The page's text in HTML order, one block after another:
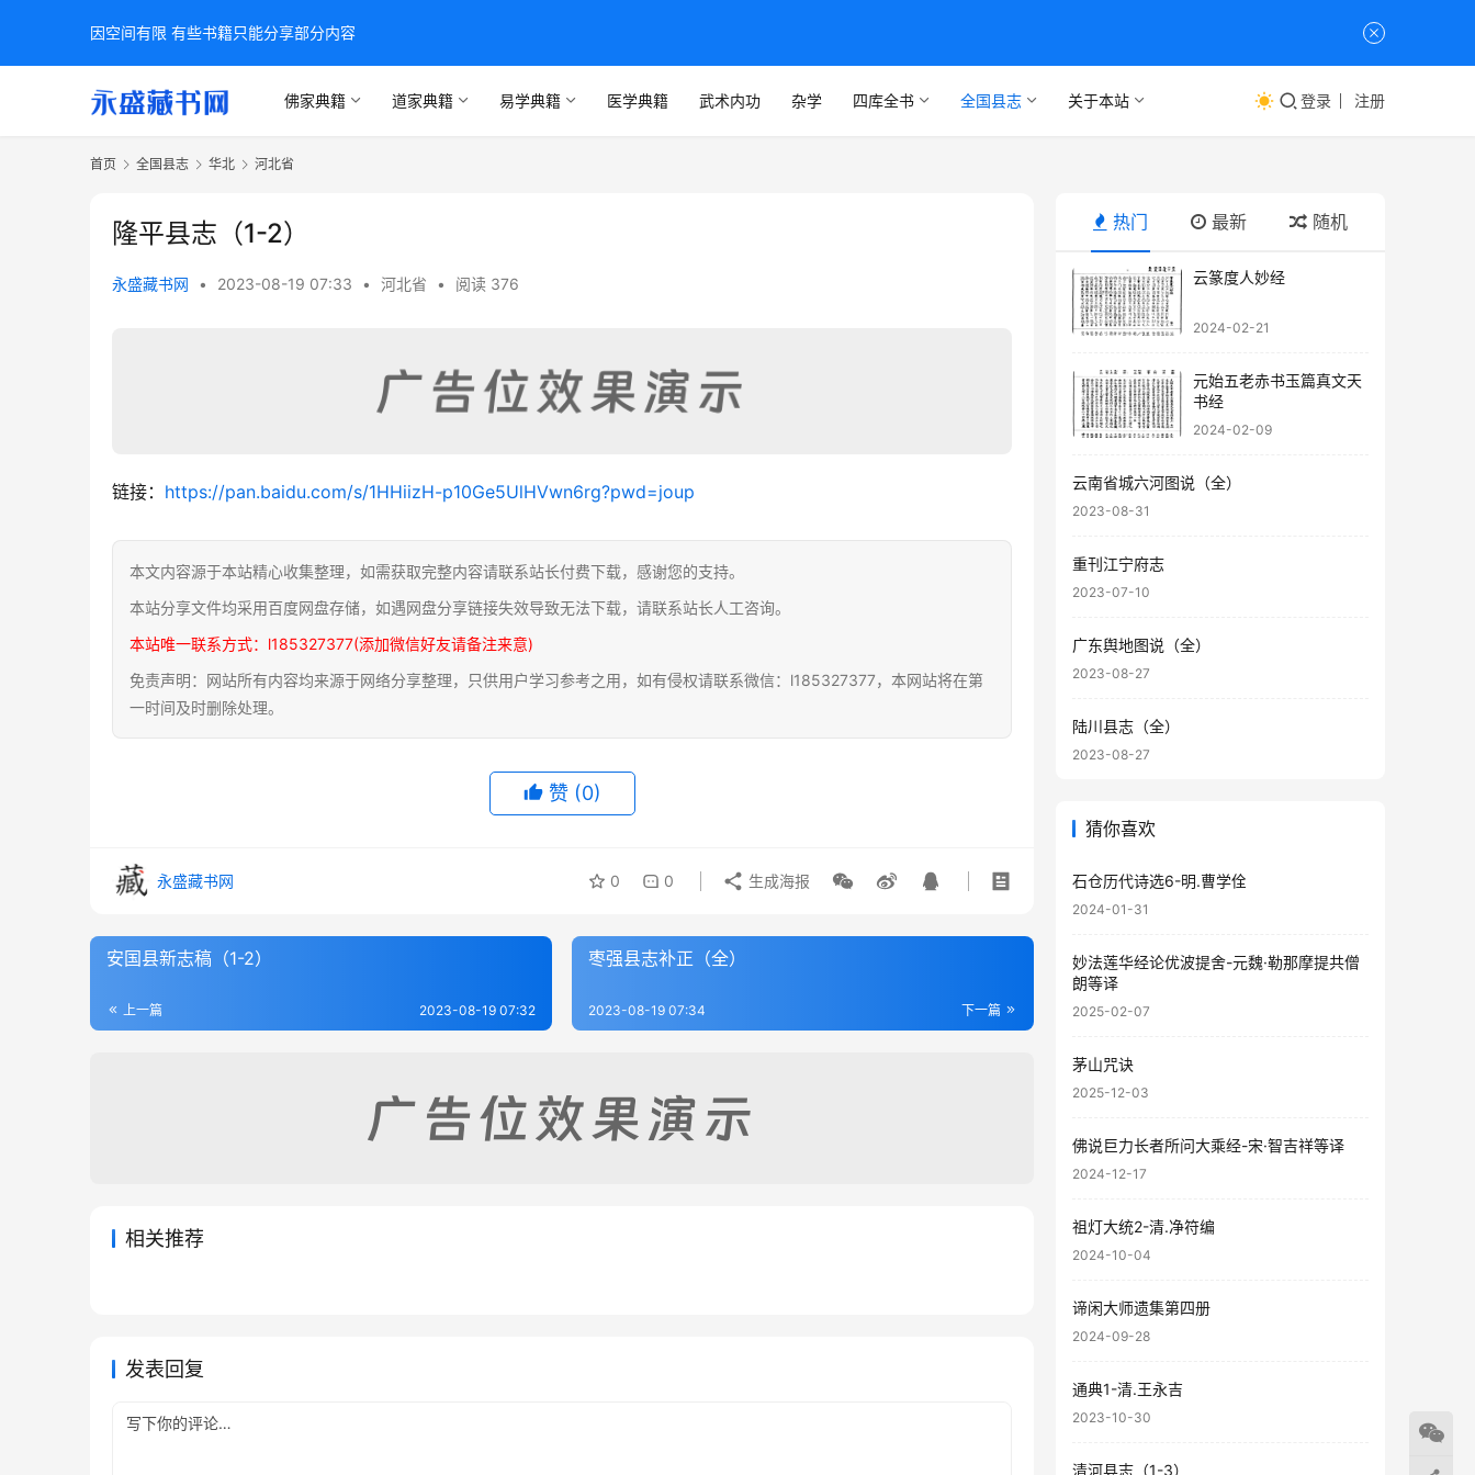
佛家典籍 道家典籍 易学典籍 医学典籍 武术内功 杂学 四库全书 全国县志 关于本站 登录 注册
首页 全国县志 华北 河北省
隆平县志（1-2）
永盛藏书网 • 2023-08-19 07:33 • 河北省 • 阅读 376
链接： https://pan.baidu.com/s/1HHiizH-p10Ge5UlHVwn6rg?pwd=joup
本文内容源于本站精心收集整理，如需获取完整内容请联系站长付费下载，感谢您的支持。
本站分享文件均采用百度网盘存储，如遇网盘分享链接失效导致无法下载，请联系站长人工咨询。
本站唯一联系方式：l185327377(添加微信好友请备注来意)
免责声明：网站所有内容均来源于网络分享整理，只供用户学习参考之用，如有侵权请联系微信：l185327377，本网站将在第
一时间及时删除处理。
赞 (0)
永盛藏书网 0 0 生成海报
安国县新志稿（1-2）
上一篇 2023-08-19 07:32
枣强县志补正（全）
下一篇
2023-08-19 07:34
相关推荐
发表回复
热门 最新 随机
云篆度人妙经
2024-02-21
元始五老赤书玉篇真文天
书经
2024-02-09
云南省城六河图说（全）
2023-08-31
重刊江宁府志
2023-07-10
广东舆地图说（全）
2023-08-27
陆川县志（全）
2023-08-27
猜你喜欢
石仓历代诗选6-明.曹学佺
2024-01-31
妙法莲华经论优波提舍-元魏·勒那摩提共僧
朗等译
2025-02-07
茅山咒诀
2025-12-03
佛说巨力长者所问大乘经-宋·智吉祥等译
2024-12-17
祖灯大统2-清.净符编
2024-10-04
谛闲大师遗集第四册
2024-09-28
通典1-清.王永吉
2023-10-30
清河县志（1-3）
因空间有限 有些书籍只能分享部分内容